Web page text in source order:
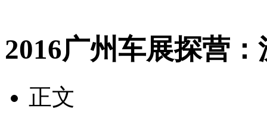
2016广州车展探营
正文